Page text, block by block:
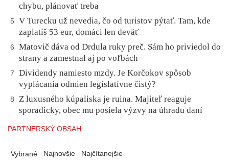
chybu, plánovať treba
5
V Turecku už nevedia, čo od turistov pýtať. Tam, kde
zaplatíš 53 eur, domáci len deväť
6
Matovič dáva od Drdula ruky preč. Sám ho priviedol do
strany a zamestnal aj po voľbách
7
Dividendy namiesto mzdy. Je Korčokov spôsob
vyplácania odmien legislatívne čistý?
8
Z luxusného kúpaliska je ruina. Majiteľ reaguje
sporadicky, obec mu posiela výzvy na úhradu daní
PARTNERSKÝ OBSAH
Vybrané Najnovšie Najčítanejšie